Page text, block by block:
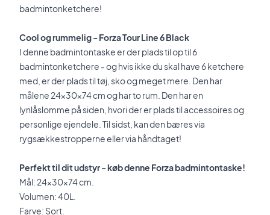
badmintonketchere!
Cool og rummelig - Forza Tour Line 6 Black
I denne badmintontaske er der plads til op til 6
badmintonketchere - og hvis ikke du skal have 6 ketchere
med, er der plads til tøj, sko og meget mere. Den har
målene 24x30x74 cm og har to rum. Den har en
lynlåslomme på siden, hvori der er plads til accessoires og
personlige ejendele. Til sidst, kan den bæres via
rygsækkestropperne eller via håndtaget!
Perfekt til dit udstyr - køb denne Forza badmintontaske!
Mål: 24x30x74 cm.
Volumen: 40L.
Farve: Sort.